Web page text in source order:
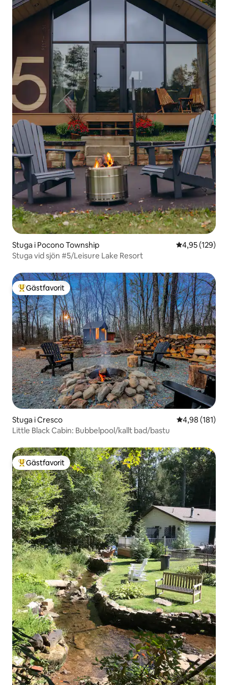
Stuga i Pocono Township 4,95 av 5 i
4,95 (129)
Stuga vid sjön #5/Leisure Lake Resort
Populär gästfavorit
Gästfavorit
Stuga i Cresco 4,98 av 5 i
4,98 (181)
Little Black Cabin: Bubbelpool/kallt bad/bastu
Populär gästfavorit
Gästfavorit